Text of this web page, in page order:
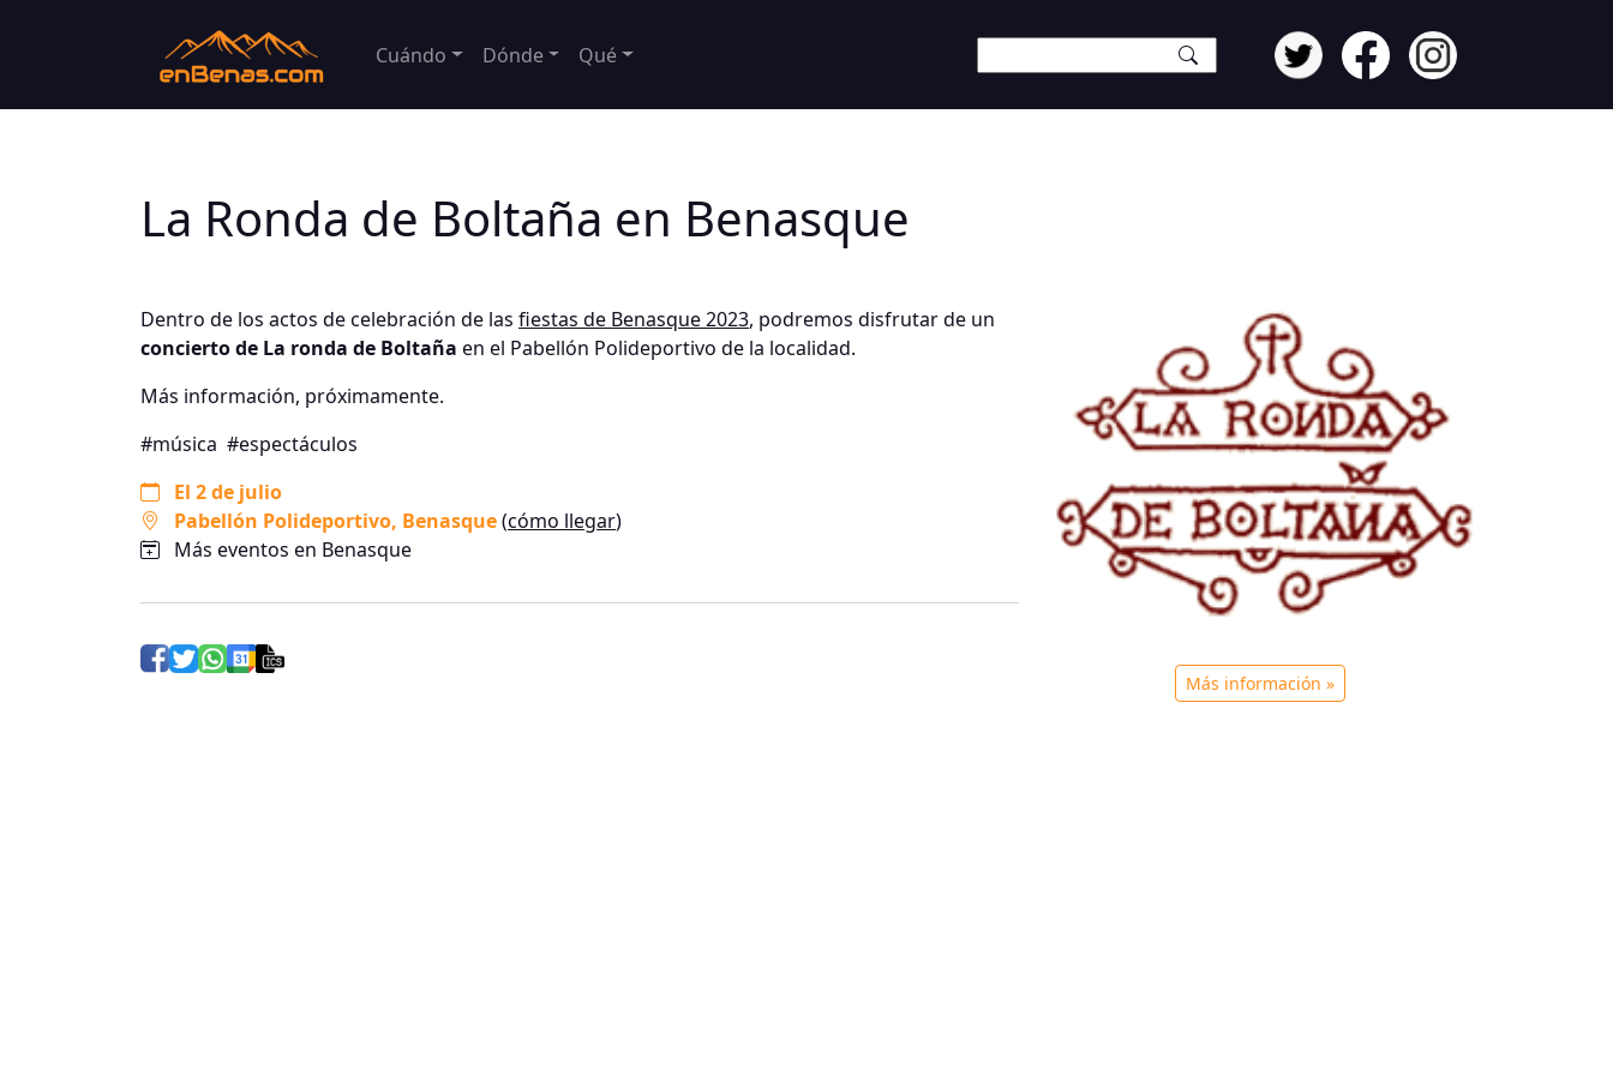
Cuándo Dónde Qué
La Ronda de Boltaña en Benasque
Dentro de los actos de celebración de las fiestas de Benasque 2023, podremos disfrutar de un
concierto de La ronda de Boltaña en el Pabellón Polideportivo de la localidad.
Más información, próximamente.
#música #espectáculos
El 2 de julio
Pabellón Polideportivo, Benasque(cómo llegar)
Más eventos en Benasque
Más información »